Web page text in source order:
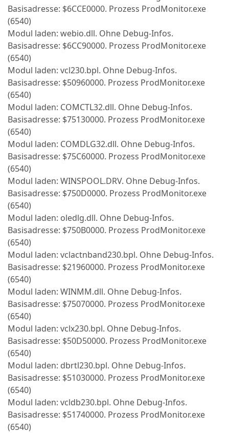
Basisadresse: $6CCE0000. Prozess ProdMonitor.exe
(6540)
Modul laden: webio.dll. Ohne Debug-Infos.
Basisadresse: $6CC90000. Prozess ProdMonitor.exe
(6540)
Modul laden: vcl230.bpl. Ohne Debug-Infos.
Basisadresse: $50960000. Prozess ProdMonitor.exe
(6540)
Modul laden: COMCTL32.dll. Ohne Debug-Infos.
Basisadresse: $75130000. Prozess ProdMonitor.exe
(6540)
Modul laden: COMDLG32.dll. Ohne Debug-Infos.
Basisadresse: $75C60000. Prozess ProdMonitor.exe
(6540)
Modul laden: WINSPOOL.DRV. Ohne Debug-Infos.
Basisadresse: $750D0000. Prozess ProdMonitor.exe
(6540)
Modul laden: oledlg.dll. Ohne Debug-Infos.
Basisadresse: $750B0000. Prozess ProdMonitor.exe
(6540)
Modul laden: vclactnband230.bpl. Ohne Debug-Infos.
Basisadresse: $21960000. Prozess ProdMonitor.exe
(6540)
Modul laden: WINMM.dll. Ohne Debug-Infos.
Basisadresse: $75070000. Prozess ProdMonitor.exe
(6540)
Modul laden: vclx230.bpl. Ohne Debug-Infos.
Basisadresse: $50D50000. Prozess ProdMonitor.exe
(6540)
Modul laden: dbrtl230.bpl. Ohne Debug-Infos.
Basisadresse: $51030000. Prozess ProdMonitor.exe
(6540)
Modul laden: vcldb230.bpl. Ohne Debug-Infos.
Basisadresse: $51740000. Prozess ProdMonitor.exe
(6540)